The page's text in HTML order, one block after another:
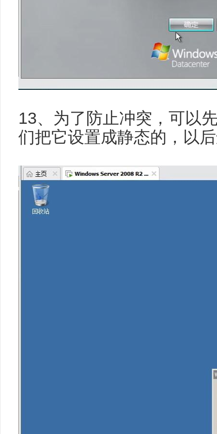
13、为了防止冲突，可以
们把它设置成静态的，以